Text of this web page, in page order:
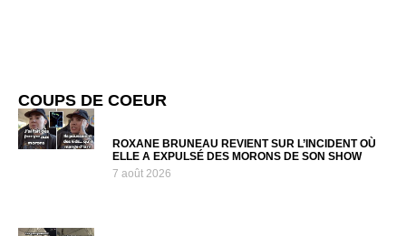
COUPS DE COEUR
ROXANE BRUNEAU REVIENT SUR L’INCIDENT OÙ
ELLE A EXPULSÉ DES MORONS DE SON SHOW
7 août 2026